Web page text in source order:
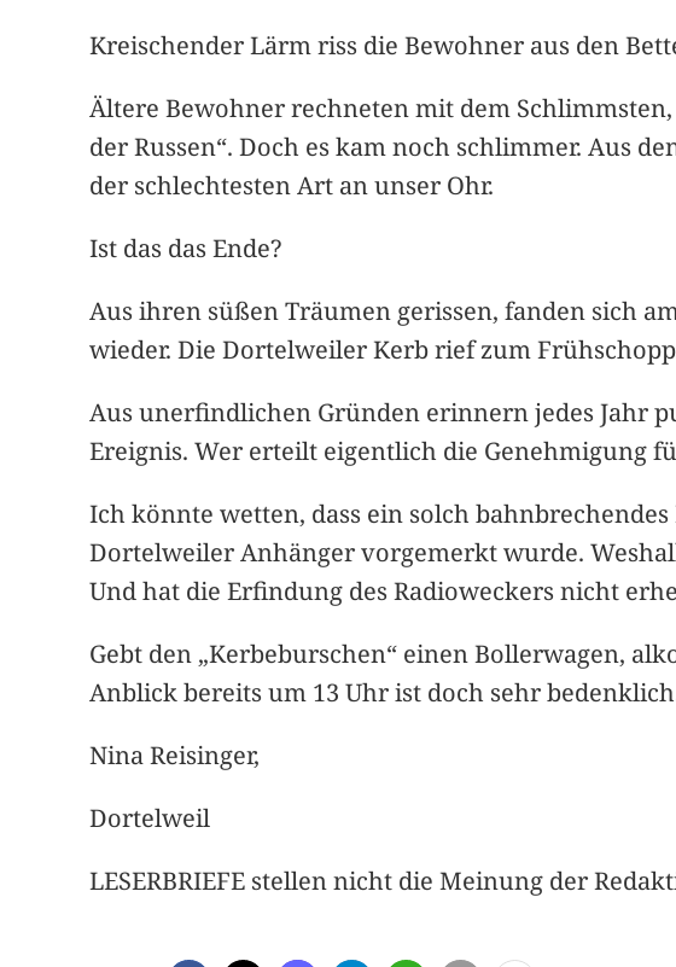
Kreischender Lärm riss die Bewohner aus den
Ältere Bewohner rechneten mit dem
der Russen“. Doch es kam noch schlimmer. Aus
der schlechtesten Art an unser Ohr.
Ist das das Ende?
Aus ihren süßen Träumen gerissen, fanden sich
wieder. Die Dortelweiler Kerb rief zum
Aus unerfindlichen Gründen erinnern jedes Jahr
Ereignis. Wer erteilt eigentlich die Genehmigung
Ich könnte wetten, dass ein solch
Dortelweiler Anhänger vorgemerkt wurde.
Und hat die Erfindung des Radioweckers nicht
Gebt den „Kerbeburschen“ einen Bollerwagen,
Anblick bereits um 13 Uhr ist doch sehr
Nina Reisinger,
Dortelweil
LESERBRIEFE stellen nicht die Meinung der